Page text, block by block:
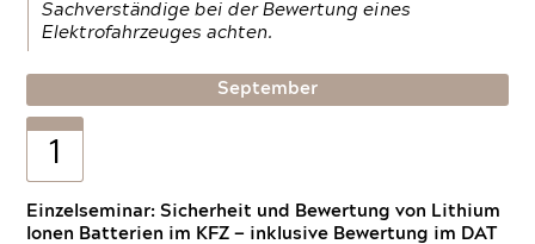
Sachverständige bei der Bewertung eines
Elektrofahrzeuges achten.
September
1
Einzelseminar: Sicherheit und Bewertung von Lithium
Ionen Batterien im KFZ — inklusive Bewertung im DAT